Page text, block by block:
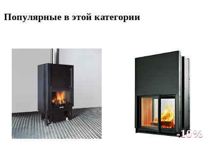
Популярные в этой категории
-10%